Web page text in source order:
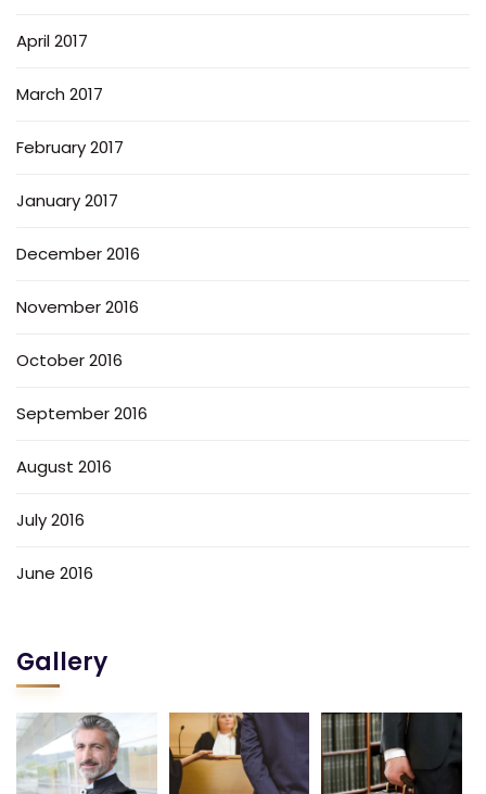
April 2017
March 2017
February 2017
January 2017
December 2016
November 2016
October 2016
September 2016
August 2016
July 2016
June 2016
Gallery